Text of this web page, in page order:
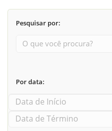
Pesquisar por:
Por data: